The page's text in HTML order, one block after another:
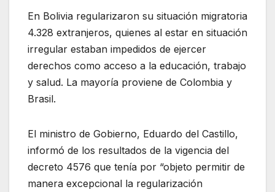
En Bolivia regularizaron su situación migratoria
4.328 extranjeros, quienes al estar en situación
irregular estaban impedidos de ejercer
derechos como acceso a la educación, trabajo
y salud. La mayoría proviene de Colombia y
Brasil.
El ministro de Gobierno, Eduardo del Castillo,
informó de los resultados de la vigencia del
decreto 4576 que tenía por “objeto permitir de
manera excepcional la regularización